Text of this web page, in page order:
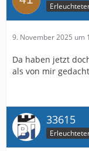
9. November 2025 um
Da haben jetzt
als von mir
33615